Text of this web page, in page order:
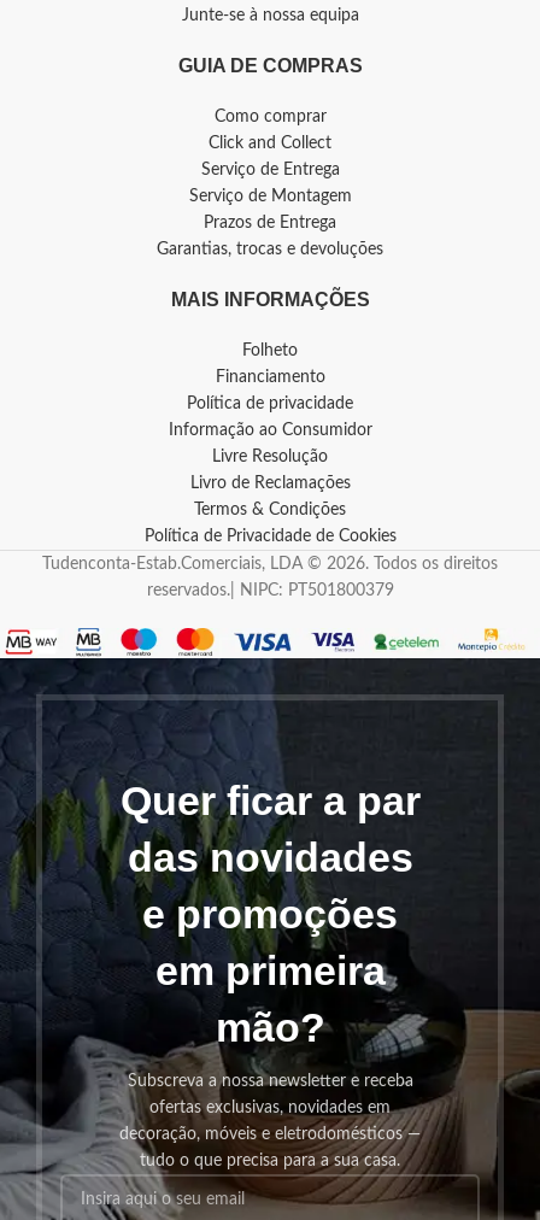
Junte-se à nossa equipa
GUIA DE COMPRAS
Como comprar
Click and Collect
Serviço de Entrega
Serviço de Montagem
Prazos de Entrega
Garantias, trocas e devoluções
MAIS INFORMAÇÕES
Folheto
Financiamento
Política de privacidade
Informação ao Consumidor
Livre Resolução
Livro de Reclamações
Termos & Condições
Política de Privacidade de Cookies
Tudenconta-Estab.Comerciais, LDA © 2026. Todos os direitos
reservados.| NIPC: PT501800379
Quer ficar a par
das novidades
e promoções
em primeira
mão?
Subscreva a nossa newsletter e receba
ofertas exclusivas, novidades em
decoração, móveis e eletrodomésticos —
tudo o que precisa para a sua casa.